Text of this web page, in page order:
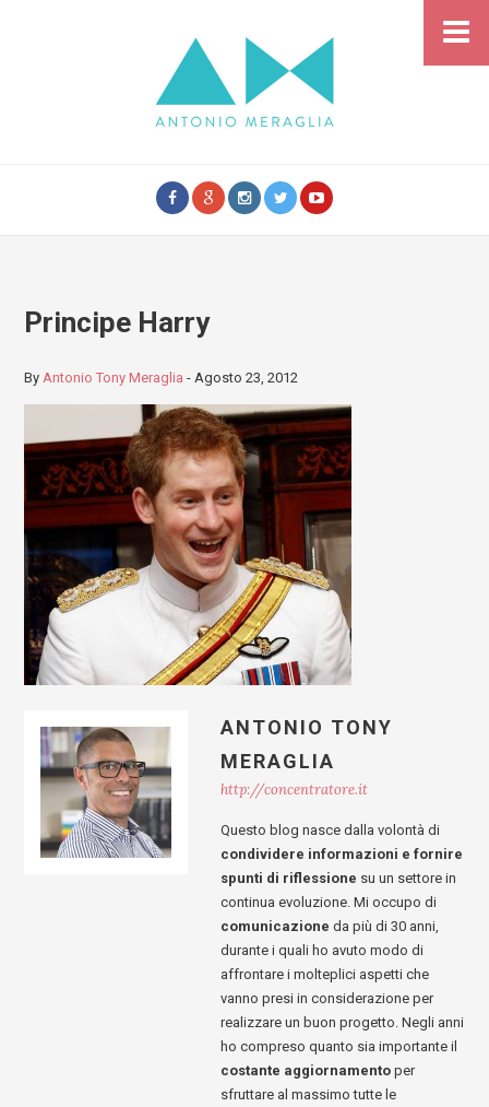
Principe Harry
By Antonio Tony Meraglia - Agosto 23, 2012
ANTONIO TONY
MERAGLIA
http://concentratore.it
Questo blog nasce dalla volontà di
condividere informazioni e fornire
spunti di riflessione su un settore in
continua evoluzione. Mi occupo di
comunicazione da più di 30 anni,
durante i quali ho avuto modo di
affrontare i molteplici aspetti che
vanno presi in considerazione per
realizzare un buon progetto. Negli anni
ho compreso quanto sia importante il
costante aggiornamentoper
sfruttare al massimo tutte le